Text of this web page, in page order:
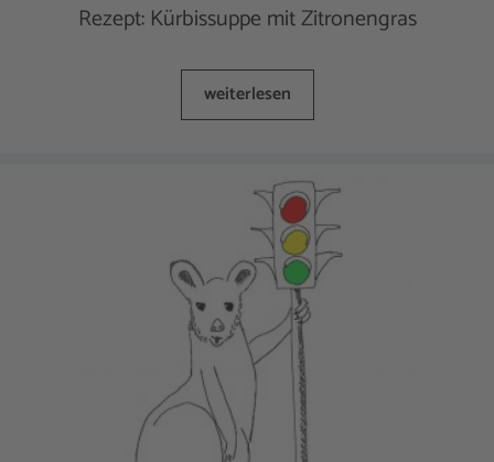
Rezept: Kürbissuppe mit Zitronengras
weiterlesen